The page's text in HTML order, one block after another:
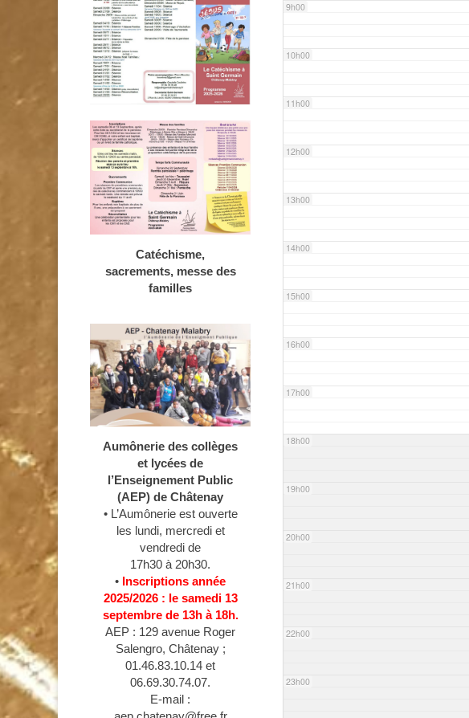
9h00
10h00
11h00
12h00
13h00
14h00
15h00
16h00
17h00
18h00
19h00
20h00
21h00
22h00
23h00
Catéchisme,
sacrements, messe des
familles
Aumônerie des collèges
et lycées de
l’Enseignement Public
(AEP) de Châtenay
• L’Aumônerie est ouverte
les lundi, mercredi et
vendredi de
17h30 à 20h30.
• Inscriptions année
2025/2026 : le samedi 13
septembre de 13h à 18h.
AEP : 129 avenue Roger
Salengro, Châtenay ;
01.46.83.10.14 et
06.69.30.74.07.
E-mail :